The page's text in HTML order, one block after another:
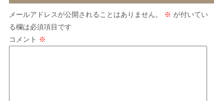
メールアドレスが公開されることはありません。 ※ が付いてい
る欄は必須項目です
コメント ※